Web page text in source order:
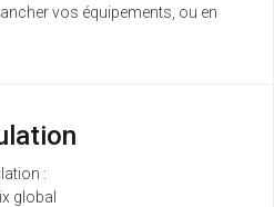
vos équipements, ou en
:
global